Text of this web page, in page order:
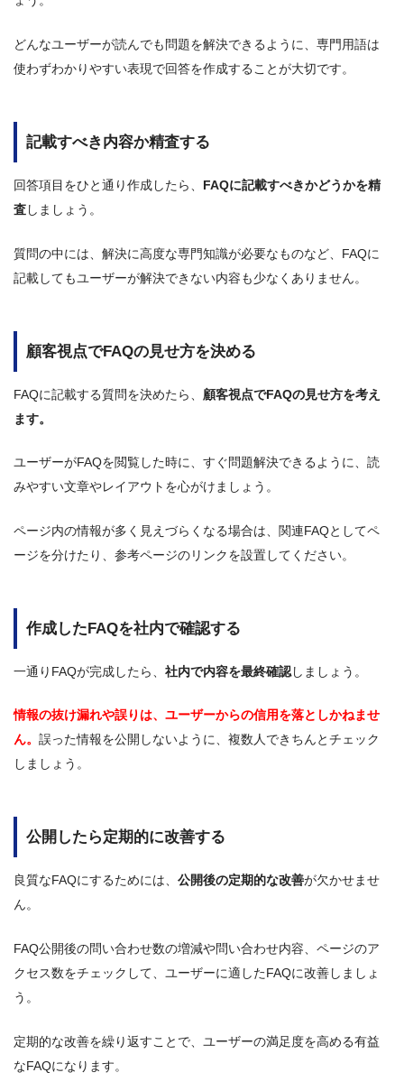
どんなユーザーが読んでも問題を解決できるように、専門用語は
使わずわかりやすい表現で回答を作成することが大切です。
記載すべき内容か精査する
回答項目をひと通り作成したら、 FAQに記載すべきかどうかを精
査しましょう。
質問の中には、解決に高度な専門知識が必要なものなど、FAQに
記載してもユーザーが解決できない内容も少なくありません。
顧客視点でFAQの見せ方を決める
FAQに記載する質問を決めたら、 顧客視点でFAQの見せ方を考え
ます。
ユーザーがFAQを閲覧した時に、すぐ問題解決できるように、読
みやすい文章やレイアウトを心がけましょう。
ページ内の情報が多く見えづらくなる場合は、関連FAQとしてペ
ージを分けたり、参考ページのリンクを設置してください。
作成したFAQを社内で確認する
一通りFAQが完成したら、 社内で内容を最終確認しましょう。
情報の抜け漏れや誤りは、ユーザーからの信用を落としかねませ
ん。 誤った情報を公開しないように、複数人できちんとチェック
しましょう。
公開したら定期的に改善する
良質なFAQにするためには、 公開後の定期的な改善が欠かせませ
ん。
FAQ公開後の問い合わせ数の増減や問い合わせ内容、ページのア
クセス数をチェックして、ユーザーに適したFAQに改善しましょ
う。
定期的な改善を繰り返すことで、ユーザーの満足度を高める有益
なFAQになります。